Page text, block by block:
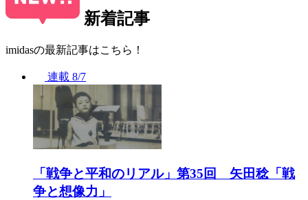
新着記事
imidasの最新記事はこちら！
連載 8/7
「戦争と平和のリアル」第35回 矢田稔「戦
争と想像力」